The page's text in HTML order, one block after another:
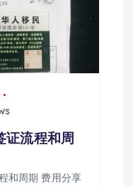
证流程和周
和周期 费用分享